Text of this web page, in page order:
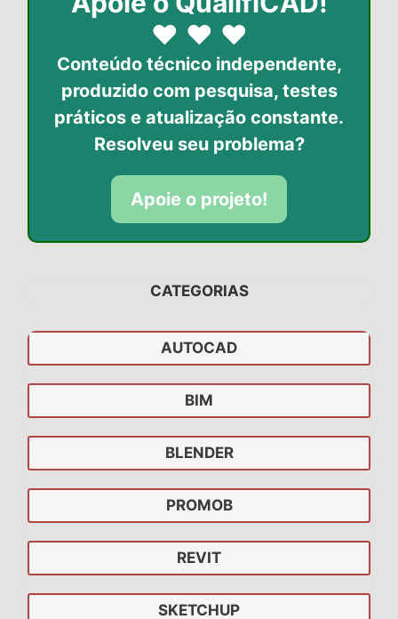
♥ ♥ ♥
Conteúdo técnico independente,
produzido com pesquisa, testes
práticos e atualização constante.
Resolveu seu problema?
Apoie o projeto!
CATEGORIAS
AUTOCAD
BIM
BLENDER
PROMOB
REVIT
SKETCHUP